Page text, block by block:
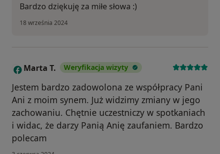
Bardzo dziękuję za miłe słowa :)
18 września 2024
M Marta T. Weryfikacja wizyty
Jestem bardzo zadowolona ze współpracy Pani
Ani z moim synem. Już widzimy zmiany w jego
zachowaniu. Chętnie uczestniczy w spotkaniach
i widac, że darzy Panią Anię zaufaniem. Bardzo
polecam